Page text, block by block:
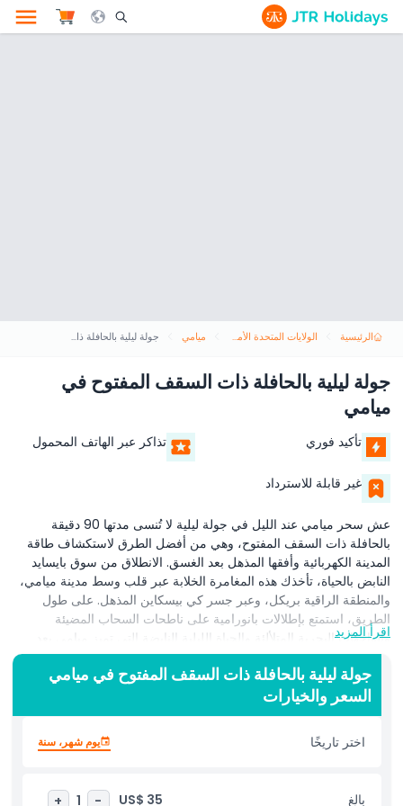
Search Opener Icon
الرئيسية الولايات المتحدة الأمريكية ميامي جولة ليلية بالحافلة ذات السقف المفتوح في ميامي
جولة ليلية بالحافلة ذات السقف المفتوح في
ميامي
تأكيد فوري تذاكر عبر الهاتف المحمول
غير قابلة للاسترداد
عش سحر ميامي عند الليل في جولة ليلية لا تُنسى مدتها 90 دقيقة
بالحافلة ذات السقف المفتوح، وهي من أفضل الطرق لاستكشاف طاقة
المدينة الكهربائية وأفقها المذهل بعد الغسق. الانطلاق من سوق بايسايد
النابض بالحياة، تأخذك هذه المغامرة الخلابة عبر قلب وسط مدينة ميامي،
والمنطقة الراقية بريكل، وعبر جسر كي بيسكاين المذهل. على طول
الطريق، استمتع بإطلالات بانورامية على ناطحات السحاب المضيئة
والواجهات البحرية المتلألئة والحياة الليلية النابضة التي تميز ميامي بعد
الظلام. هذه الجولة الليلية في ميامي مثالية للزوار الذين يرغبون في
اكتشاف أبرز معالم المدينة في ضوء جديد. مر عبر بوليفارات تصطف على
جانبيها أشجار النخيل ومر بالمناطق الثقافية والمطاعم العصرية والهندسة
المعمارية التاريخية بينما تستمتع بنسيم المساء المنعش من السطح المفتوح
للحافلة. مع تعليق حي جذاب من مرشد خبير، ستتعرف على حقائق مثيرة
عن تاريخ ميامي وثقافتها وأحيائها الأيقونية مثل ساوث بيتش، المشهورة
لأول مرة أو عائداً إليها، تقدم هذه الجولة مزيجًا آسرًا من مشاهدة المعالم
اقرأ المزيد
جولة ليلية بالحافلة ذات السقف المفتوح في ميامي
السعر والخيارات
اختر تاريخًا يوم شهر، سنة
بالغ US$ 35
-
1
+